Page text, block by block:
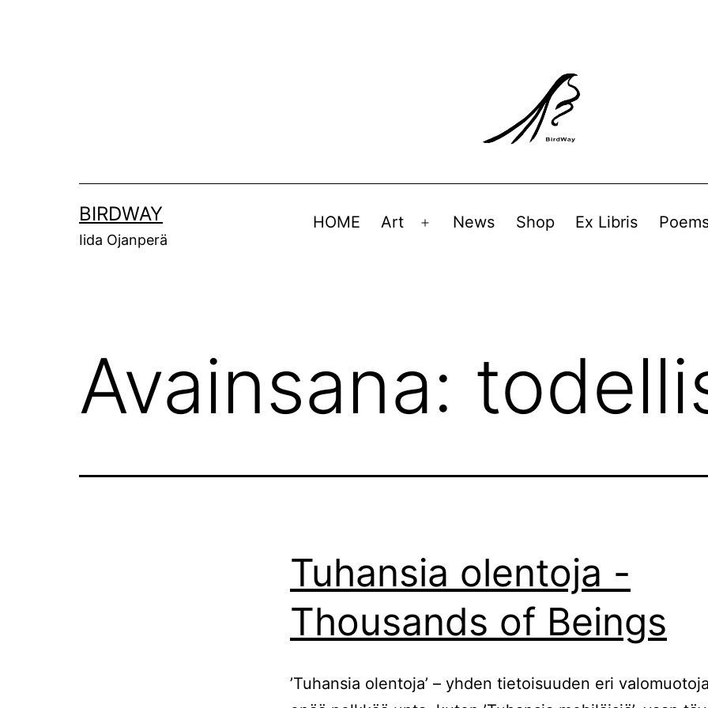
BIRDWAY
Iida Ojanperä
HOME Art
Avaa
News Shop Ex Libris
Avainsana:
Tuhansia olentoja -
Thousands of Beings
’Tuhansia olentoja’ – yhden tietoisuuden eri